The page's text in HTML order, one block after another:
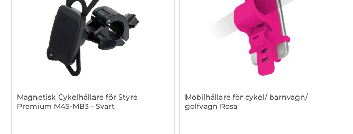
Magnetisk Cykelhållare för Styre
Premium M4S-MB3 - Svart
Mobilhållare för cykel/ barnvagn/
golfvagn Rosa